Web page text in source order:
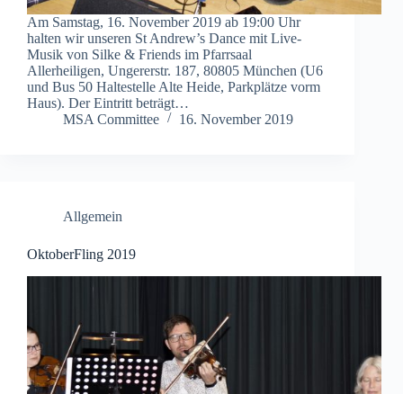
Am Samstag, 16. November 2019 ab 19:00 Uhr
halten wir unseren St Andrew’s Dance mit Live-
Musik von Silke & Friends im Pfarrsaal
Allerheiligen, Ungererstr. 187, 80805 München (U6
und Bus 50 Haltestelle Alte Heide, Parkplätze vorm
Haus). Der Eintritt beträgt…
MSA Committee
16. November 2019
Allgemein
OktoberFling 2019